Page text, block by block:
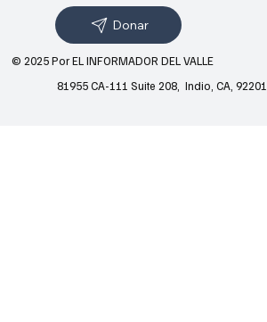
Donar
81955 CA-111 Suite 208, Indio, CA, 92201
© 2025 Por EL INFORMADOR DEL VALLE